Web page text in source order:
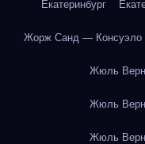
Екатеринбург
Жорж Санд — Консуэло
Жюль
Жюль
Жюль